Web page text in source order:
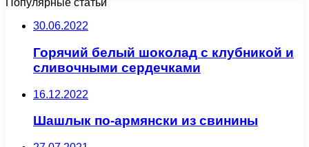
Популярные статьи
30.06.2022
Горячий белый шоколад с клубникой и
сливочными сердечками
16.12.2022
Шашлык по-армянски из свинины